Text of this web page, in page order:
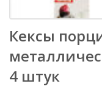
Кексы
4 штук